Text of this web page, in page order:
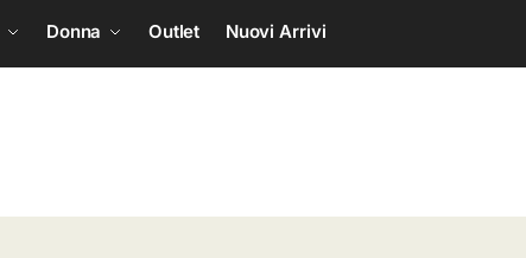
Donna Outlet Nuovi Arrivi